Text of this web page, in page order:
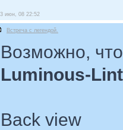
июн, 08 22:52
Встреча с легендой.
Возможно,
Luminous-Lint
Back view